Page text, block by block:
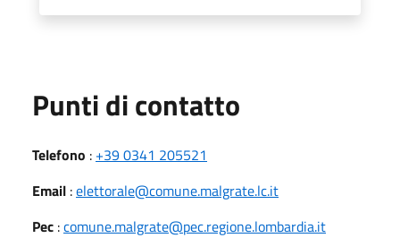
Punti di contatto
Telefono : +39 0341 205521
Email :elettorale@comune.malgrate.lc.it
Pec :comune.malgrate@pec.regione.lombardia.it